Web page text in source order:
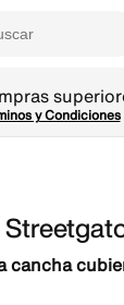
y Condiciones
cancha